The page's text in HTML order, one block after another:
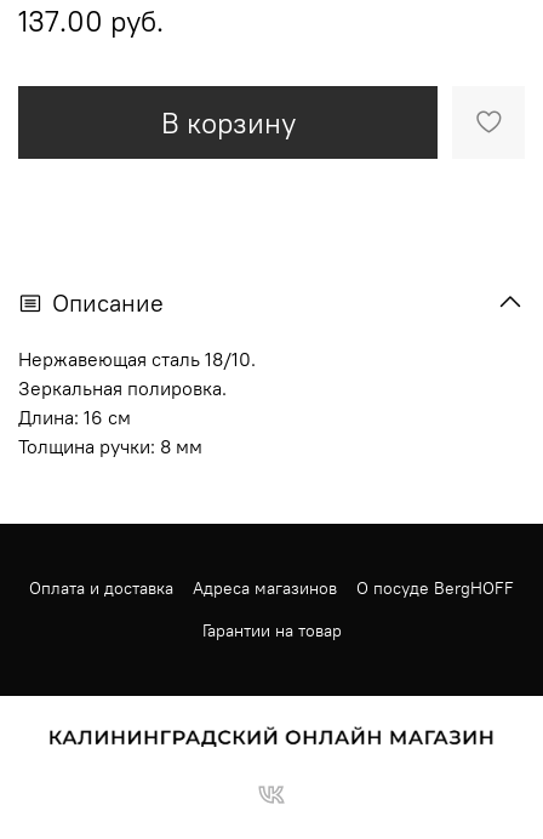
137.00 руб.
В корзину
Описание
Нержавеющая сталь 18/10.
Зеркальная полировка.
Длина: 16 см
Толщина ручки: 8 мм
Оплата и доставка Адреса магазинов
О посуде BergHOFF
Гарантии на товар